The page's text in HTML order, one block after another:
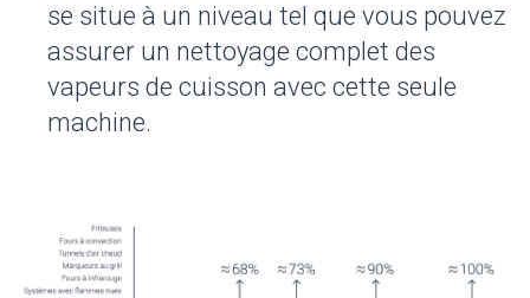
se situe à un niveau tel que vous pouvez
assurer un nettoyage complet des
vapeurs de cuisson avec cette seule
machine.